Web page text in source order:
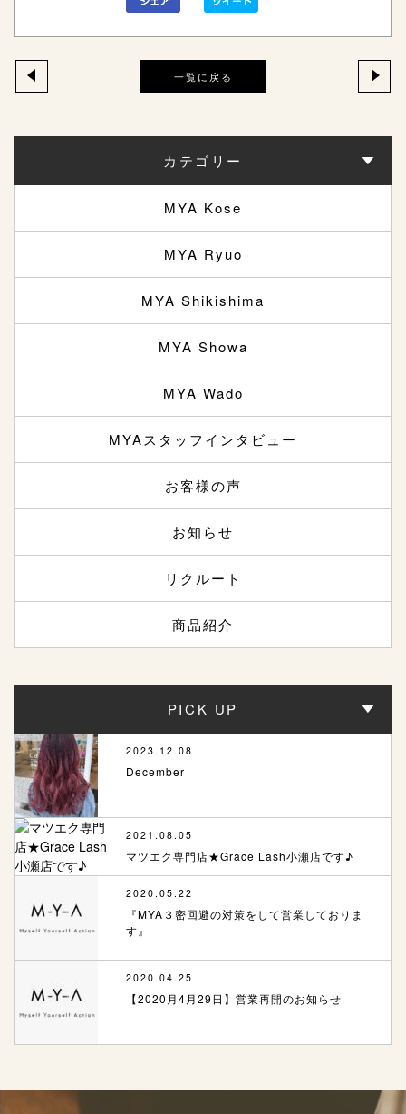
一覧に戻る
カテゴリー
MYA Kose
MYA Ryuo
MYA Shikishima
MYA Showa
MYA Wado
MYAスタッフインタビュー
お客様の声
お知らせ
リクルート
商品紹介
PICK UP
2023.12.08
December
2021.08.05
マツエク専門店★Grace Lash小瀬店です♪
2020.05.22
『MYA３密回避の対策をして営業しておりま
す』
2020.04.25
【2020月4月29日】営業再開のお知らせ